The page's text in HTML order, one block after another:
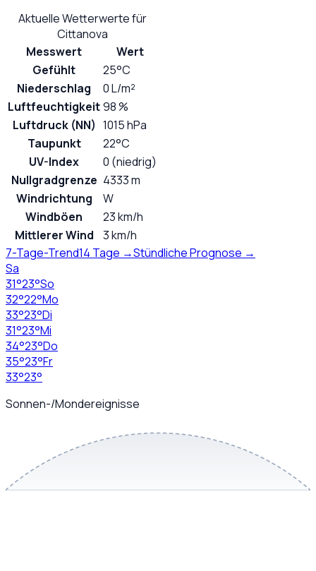
Aktuelle Wetterwerte für
Cittanova
Messwert
Wert
Gefühlt
25°C
Niederschlag
0 L/m²
Luftfeuchtigkeit98 %
Luftdruck (NN) 1015 hPa
Taupunkt
22°C
UV-Index
0 (niedrig)
Nullgradgrenze 4333 m
Windrichtung
W
Windböen
23 km/h
Mittlerer Wind
3 km/h
7-Tage-Trend14 Tage →Stündliche Prognose →
Sa
31°23°So
32°22°Mo
33°23°Di
31°23°Mi
34°23°Do
35°23°Fr
33°23°
Sonnen-/Mondereignisse